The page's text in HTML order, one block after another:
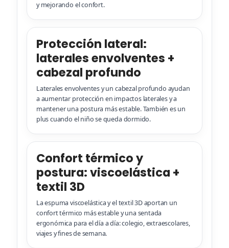
y mejorando el confort.
Protección lateral:
laterales envolventes +
cabezal profundo
Laterales envolventes y un cabezal profundo ayudan
a aumentar protección en impactos laterales y a
mantener una postura más estable. También es un
plus cuando el niño se queda dormido.
Confort térmico y
postura: viscoelástica +
textil 3D
La espuma viscoelástica y el textil 3D aportan un
confort térmico más estable y una sentada
ergonómica para el día a día: colegio, extraescolares,
viajes y fines de semana.